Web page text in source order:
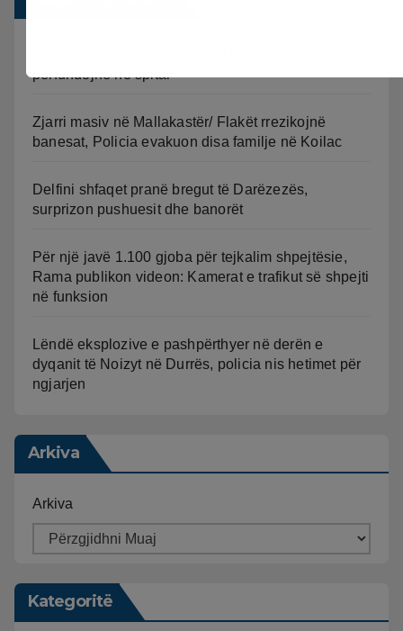
përfundojnë në spital
Zjarri masiv në Mallakastër/ Flakët rrezikojnë
banesat, Policia evakuon disa familje në Koilac
Delfini shfaqet pranë bregut të Darëzezës,
surprizon pushuesit dhe banorët
Për një javë 1.100 gjoba për tejkalim shpejtësie,
Rama publikon videon: Kamerat e trafikut së shpejti
në funksion
Lëndë eksplozive e pashpërthyer në derën e
dyqanit të Noizyt në Durrës, policia nis hetimet për
ngjarjen
Arkiva
Arkiva
Kategoritë